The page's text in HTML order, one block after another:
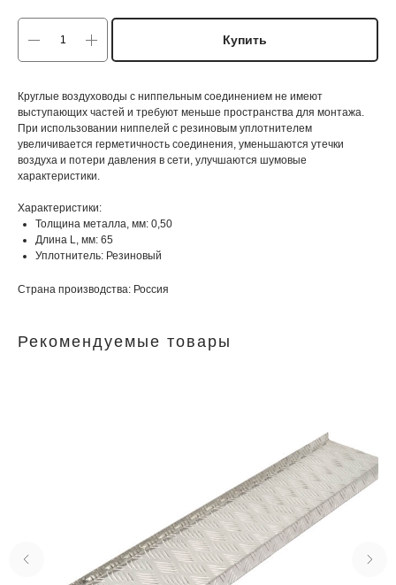
Купить
Круглые воздуховоды с ниппельным соединением не имеют
выступающих частей и требуют меньше пространства для монтажа.
При использовании ниппелей с резиновым уплотнителем
увеличивается герметичность соединения, уменьшаются утечки
воздуха и потери давления в сети, улучшаются шумовые
характеристики.
Характеристики:
Толщина металла, мм: 0,50
Длина L, мм: 65
Уплотнитель: Резиновый
Страна производства: Россия
Рекомендуемые товары